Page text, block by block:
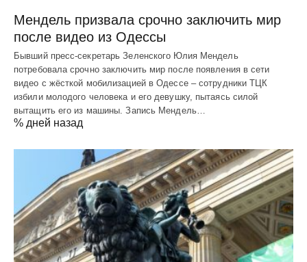
Мендель призвала срочно заключить мир
после видео из Одессы
Бывший пресс-секретарь Зеленского Юлия Мендель
потребовала срочно заключить мир после появления в сети
видео с жёсткой мобилизацией в Одессе – сотрудники ТЦК
избили молодого человека и его девушку, пытаясь силой
вытащить его из машины. Запись Мендель…
% дней назад